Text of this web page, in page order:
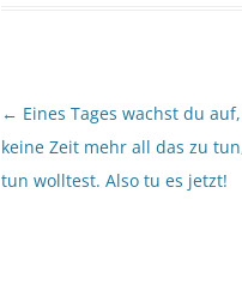
Beitragsnavigation
← Eines Tages wachst du
keine Zeit mehr all das zu
tun wolltest. Also tu es jetzt!